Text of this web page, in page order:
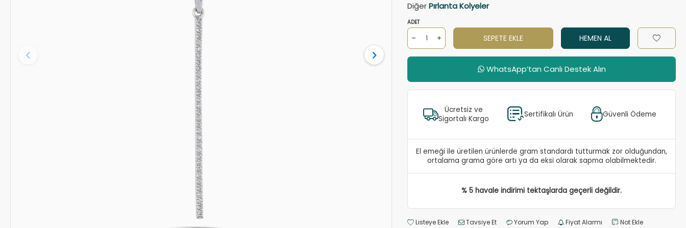
DiğerPırlanta Kolyeler
ADET
SEPETE EKLE HEMEN AL
WhatsApp’tan Canlı Destek Alın
Ücretsiz ve
Sigortalı Kargo
Sertifikalı Ürün Güvenli Ödeme
El emeği ile üretilen ürünlerde gram standardı tutturmak zor olduğundan,
ortalama grama göre artı ya da eksi olarak sapma olabilmektedir.
% 5 havale indirimi tektaşlarda geçerli değildir.
Listeye Ekle Tavsiye Et Yorum Yap Fiyat Alarmı Not Ekle